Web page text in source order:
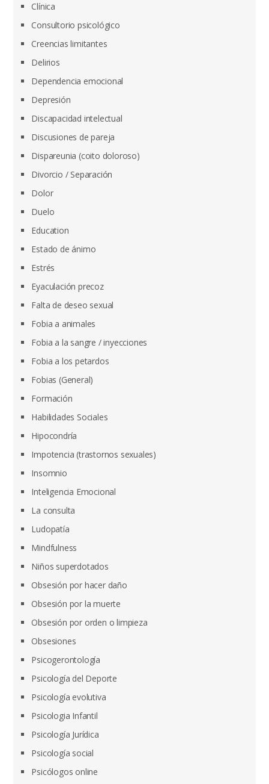
Clínica
Consultorio psicológico
Creencias limitantes
Delirios
Dependencia emocional
Depresión
Discapacidad intelectual
Discusiones de pareja
Dispareunia (coito doloroso)
Divorcio / Separación
Dolor
Duelo
Education
Estado de ánimo
Estrés
Eyaculación precoz
Falta de deseo sexual
Fobia a animales
Fobia a la sangre / inyecciones
Fobia a los petardos
Fobias (General)
Formación
Habilidades Sociales
Hipocondría
Impotencia (trastornos sexuales)
Insomnio
Inteligencia Emocional
La consulta
Ludopatía
Mindfulness
Niños superdotados
Obsesión por hacer daño
Obsesión por la muerte
Obsesión por orden o limpieza
Obsesiones
Psicogerontología
Psicología del Deporte
Psicología evolutiva
Psicologia Infantil
Psicología Jurídica
Psicología social
Psicólogos online